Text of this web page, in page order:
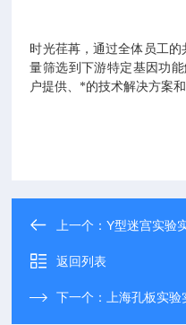
时光荏苒，通过全体员工
量筛选到下游特定基因功
户提供、*的技术解决方案
上一个：Y型迷宫实验
返回列表
下一个： 上海孔板实验